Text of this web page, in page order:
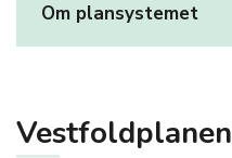
Om plansystemet
Vestfoldplanen